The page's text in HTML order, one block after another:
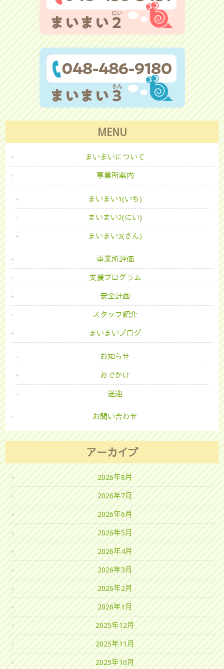
MENU
まいまいについて
事業所案内
まいまい1(いち)
まいまい2(にい)
まいまい3(さん)
事業所評価
支援プログラム
安全計画
スタッフ紹介
まいまいブログ
お知らせ
おでかけ
送迎
お問い合わせ
アーカイブ
2026年8月
2026年7月
2026年6月
2026年5月
2026年4月
2026年3月
2026年2月
2026年1月
2025年12月
2025年11月
2025年10月